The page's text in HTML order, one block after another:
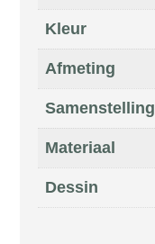
Kleur
Afmeting
Samenstelling
Materiaal
Dessin